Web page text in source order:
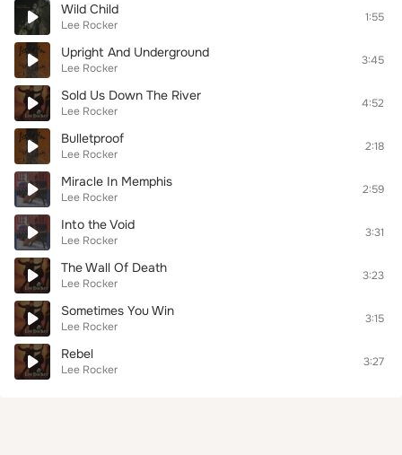
Wild Child
Lee Rocker
1:55
Upright And Underground
Lee Rocker
3:45
Sold Us Down The River
Lee Rocker
4:52
Bulletproof
Lee Rocker
2:18
Miracle In Memphis
Lee Rocker
2:59
Into the Void
Lee Rocker
3:31
The Wall Of Death
Lee Rocker
3:23
Sometimes You Win
Lee Rocker
3:15
Rebel
Lee Rocker
3:27